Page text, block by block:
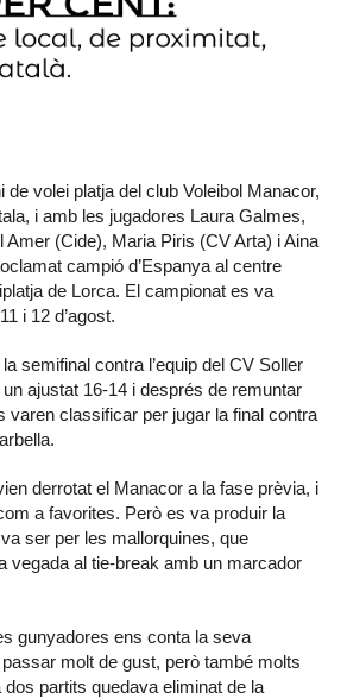
de volei platja del club Voleibol Manacor,
i amb les jugadores Laura Galmes,
Amer (Cide), Maria Piris (CV Arta) i Aina
campió d’Espanya al centre
de Lorca. El campionat es va
i 12 d’agost.
semifinal contra l’equip del CV Soller
ajustat 16-14 i després de remuntar
varen classificar per jugar la final contra
derrotat el Manacor a la fase prèvia, i
a favorites. Però es va produir la
ser per les mallorquines, que
vegada al tie-break amb un marcador
gunyadores ens conta la seva
molt de gust, però també molts
partits quedava eliminat de la